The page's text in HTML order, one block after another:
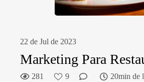
22 de Jul de 2023
Marketing Para
281 9 20min de